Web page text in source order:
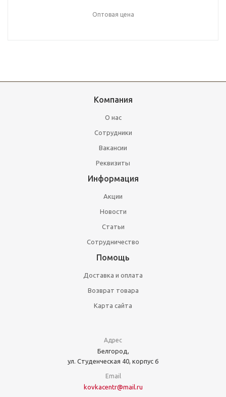
Оптовая цена
Компания
О нас
Сотрудники
Вакансии
Реквизиты
Информация
Акции
Новости
Статьи
Сотрудничество
Помощь
Доставка и оплата
Возврат товара
Карта сайта
Адрес
Белгород,
ул. Студенческая 40, корпус 6
Email
kovkacentr@mail.ru